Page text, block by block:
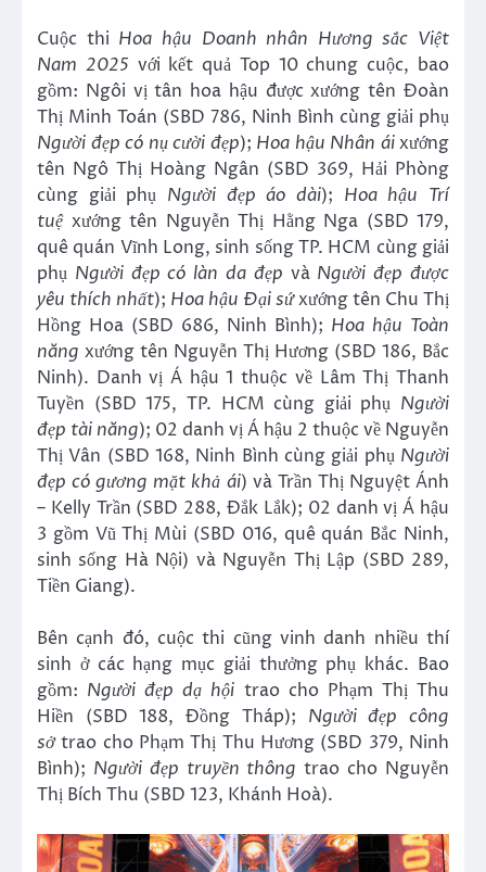
Cuộc thi Hoa hậu Doanh nhân Hương sắc Việt
Nam 2025 với kết quả Top 10 chung cuộc, bao
gồm: Ngôi vị tân hoa hậu được xướng tên Đoàn
Thị Minh Toán (SBD 786, Ninh Bình cùng giải phụ
Người đẹp có nụ cười đẹp); Hoa hậu Nhân áixướng
tên Ngô Thị Hoàng Ngân (SBD 369, Hải Phòng
cùng giải phụ Người đẹpáo dài); Hoa hậu Trí
tuệ xướng tên Nguyễn Thị Hằng Nga (SBD 179,
quê quán Vĩnh Long, sinh sống TP. HCM cùng giải
phụ Người đẹpcó làn da đẹp và Người đẹpđược
yêu thích nhất); Hoa hậu Đại sứxướng tên Chu Thị
Hồng Hoa (SBD 686, Ninh Bình); Hoa hậu Toàn
năng xướng tên Nguyễn Thị Hương (SBD 186, Bắc
Ninh). Danh vị Á hậu 1 thuộc về Lâm Thị Thanh
Tuyền (SBD 175, TP. HCM cùng giải phụ Người
đẹp tài năng); 02 danh vị Á hậu 2 thuộc về Nguyễn
Thị Vân (SBD 168, Ninh Bình cùng giải phụ Người
đẹpcó gương mặt khả ái) và Trần Thị Nguyệt Ánh
– Kelly Trần (SBD 288, Đắk Lắk); 02 danh vị Á hậu
3 gồm Vũ Thị Mùi (SBD 016, quê quán Bắc Ninh,
sinh sống Hà Nội) và Nguyễn Thị Lập (SBD 289,
Tiền Giang).
Bên cạnh đó, cuộc thi cũng vinh danh nhiều thí
sinh ở các hạng mục giải thưởng phụ khác. Bao
gồm: Người đẹp dạ hội trao cho Phạm Thị Thu
Hiền (SBD 188, Đồng Tháp); Người đẹpcông
sởtrao cho Phạm Thị Thu Hương (SBD 379, Ninh
Bình); Người đẹp truyền thông trao cho Nguyễn
Thị Bích Thu (SBD 123, Khánh Hoà).